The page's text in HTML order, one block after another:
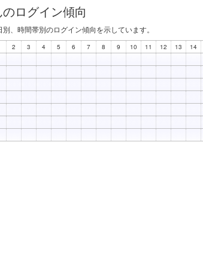
ログイン傾向
、時間帯別のログイン傾向を示しています。
2 3 4 5 6 7 8 9 10 11 12 13 14